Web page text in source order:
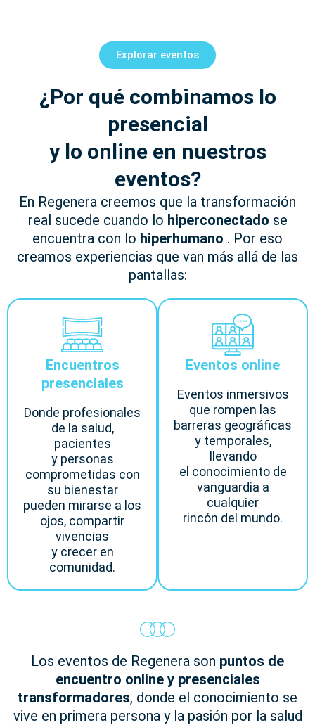
Explorar eventos
¿Por qué combinamos lo
presencial
y lo online en nuestros
eventos?
En Regenera creemos que la transformación
real sucede cuando lo hiperconectado se
encuentra con lo hiperhumano . Por eso
creamos experiencias que van más allá de las
pantallas:
Encuentros
presenciales
Donde profesionales
de la salud,
pacientes
y personas
comprometidas con
su bienestar
pueden mirarse a los
ojos, compartir
vivencias
y crecer en
comunidad.
Eventos online
Eventos inmersivos
que rompen las
barreras geográficas
y temporales,
llevando
el conocimiento de
vanguardia a
cualquier
rincón del mundo.
Los eventos de Regenera son puntos de
encuentro online y presenciales
transformadores, donde el conocimiento se
vive en primera persona y la pasión por la salud